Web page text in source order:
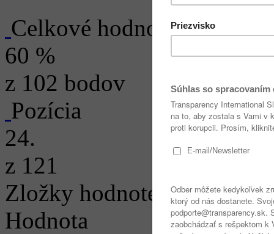
Celkové hodnotenie
60 %
z 102 bodov
Pozícia
24.
z 121
Zložky hodnotenia
Hodnota